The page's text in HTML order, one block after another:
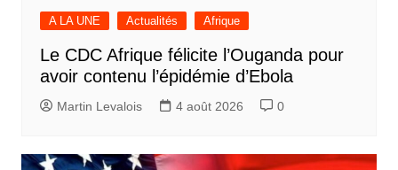
A LA UNE Actualités Afrique
Le CDC Afrique félicite l’Ouganda pour
avoir contenu l’épidémie d’Ebola
Martin Levalois 4 août 2026 0